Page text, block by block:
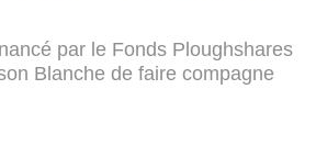
par le Fonds Ploughshares
Blanche de faire compagne